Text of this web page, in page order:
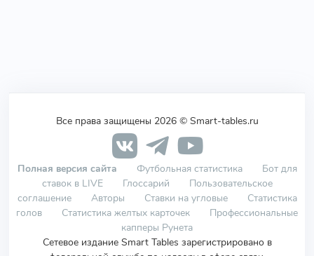
Все права защищены 2026 © Smart-tables.ru
Полная версия сайта Футбольная статистика
Бот для
ставок в LIVE
Глоссарий
Пользовательское
соглашение
Авторы Ставки на угловые
Статистика
голов
Статистика желтых карточек
Профессиональные
капперы Рунета
Сетевое издание Smart Tables зарегистрировано в